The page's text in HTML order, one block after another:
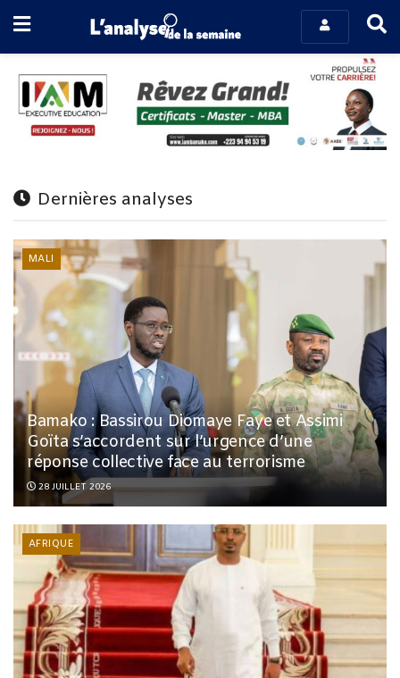
Dernières analyses
MALI
Bamako : Bassirou Diomaye Faye et Assimi
Goïta s’accordent sur l’urgence d’une
réponse collective face au terrorisme
28 JUILLET 2026
AFRIQUE